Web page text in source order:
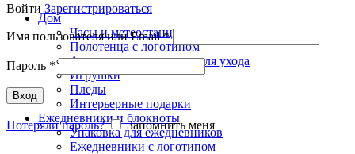
Дом
Часы и метеостанции
Полотенца с логотипом
Аксессуары и средства для ухода
Игрушки
Пледы
Интерьерные подарки
Ежедневники и блокноты
Упаковка для ежедневников
Ежедневники с логотипом
Войти Зарегистрироваться
Имя пользователя или Email*
Пароль *
Вход
Потеряли пароль? Запомнить меня